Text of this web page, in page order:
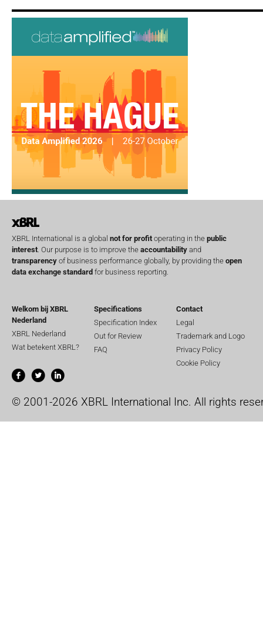
XBRL International is a global not for profitoperating in the public
interest. Our purpose is to improve the accountability and
transparency of business performance globally, by providing the open
data exchange standard for business reporting.
Welkom bij XBRL
Nederland
XBRL Nederland
Wat betekent XBRL?
Specifications
Specification Index
Out for Review
FAQ
Contact
Legal
Trademark and Logo
Privacy Policy
Cookie Policy
© 2001-2026 XBRL International Inc. All rights